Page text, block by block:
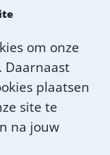
om onze
Daarnaast
plaatsen
site te
na jouw